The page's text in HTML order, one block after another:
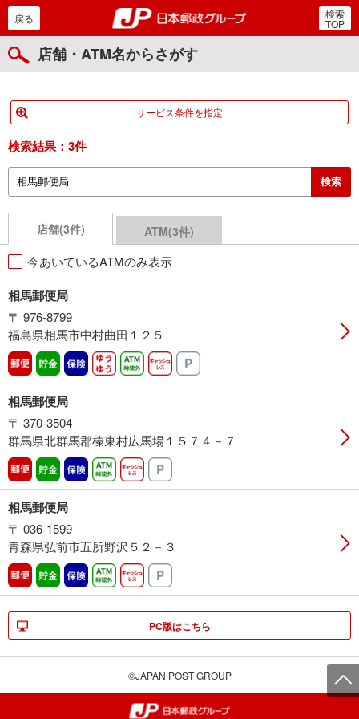
郵便局・日本郵政グルー
戻る 検索
TOP
店舗・ATM名からさがす
サービス条件を指定
検索結果： 3件
店舗(3件) ATM(3件)
今あいているATMのみ表示
相馬郵便局
〒 976-8799
福島県相馬市中村曲田１２５
郵便 貯金 保険 ゆうゆうATM時間外キャッシュレス
相馬郵便局
〒 370-3504
群馬県北群馬郡榛東村広馬場１５７４－７
郵便 貯金 保険 ATM時間外キャッシュレス
相馬郵便局
〒 036-1599
青森県弘前市五所野沢５２－３
郵便 貯金 保険 ATM時間外キャッシュレス
PC版はこちら
©JAPAN POST GROUP